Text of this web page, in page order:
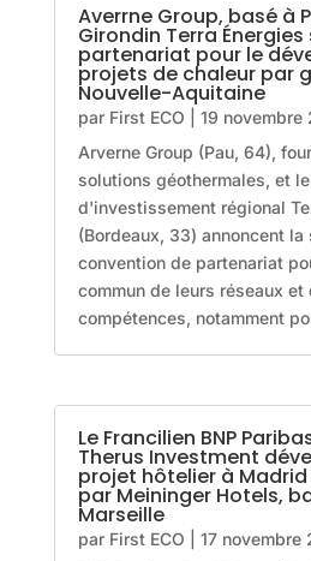
Averrne Group, basé à
Girondin Terra
partenariat pour le
projets de chaleur par
Nouvelle-Aquitaine
par First ECO
19 novembre
Arverne Group (Pau, 64),
solutions géothermales, et
d'investissement régional
(Bordeaux, 33) annoncent
convention de partenariat
commun de leurs réseaux et
compétences, notamment
Le Francilien BNP
Therus Investment
projet hôtelier à
par Meininger Hotels,
Marseille
par First ECO
17 novembre